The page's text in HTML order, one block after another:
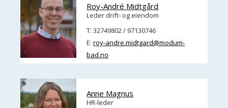
Roy-André Midtgård
Leder drift- og eiendom
T: 32749802 / 97130746
E:roy-andre.midtgard@modum-
bad.no
Anne Magnus
HR-leder